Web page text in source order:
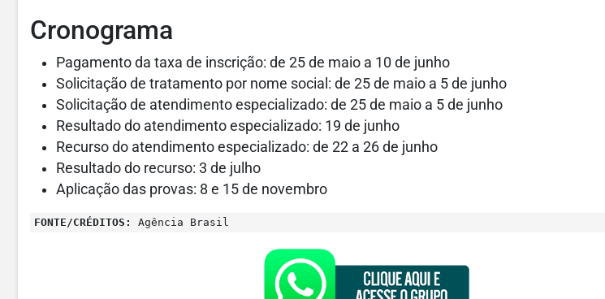
Cronograma
Pagamento da taxa de inscrição: de 25 de maio a 10 de junho
Solicitação de tratamento por nome social: de 25 de maio a 5 de junho
Solicitação de atendimento especializado: de 25 de maio a 5 de junho
Resultado do atendimento especializado: 19 de junho
Recurso do atendimento especializado: de 22 a 26 de junho
Resultado do recurso: 3 de julho
Aplicação das provas: 8 e 15 de novembro
FONTE/CRÉDITOS: Agência Brasil